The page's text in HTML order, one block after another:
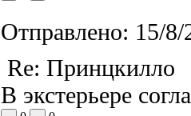
Отправлено: 15/
Re: Принцкилло
В экстерьере